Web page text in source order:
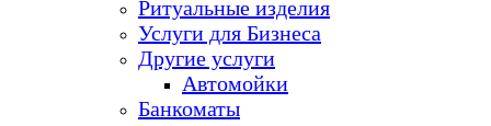
Ритуальные изделия
Услуги для Бизнеса
Другие услуги
Автомойки
Банкоматы